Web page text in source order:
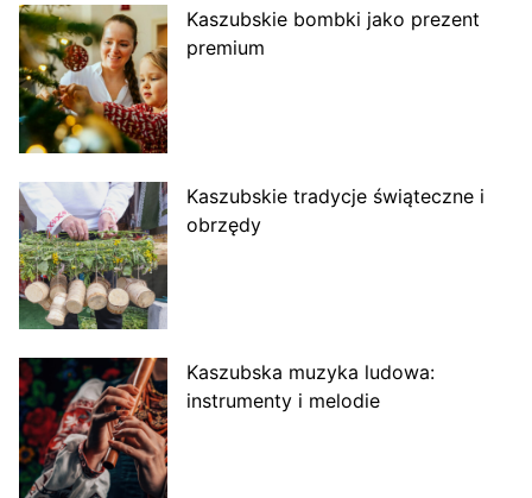
Kaszubskie bombki jako prezent
premium
Kaszubskie tradycje świąteczne i
obrzędy
Kaszubska muzyka ludowa:
instrumenty i melodie